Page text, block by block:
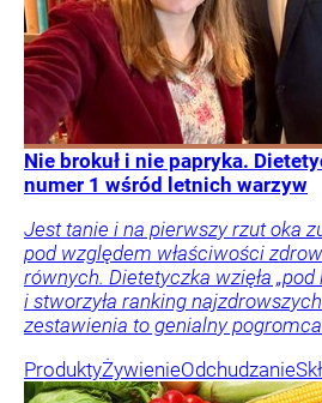
Nie brokuł i nie papryka.
numer 1 wśród letnich warzyw
Jest tanie i na pierwszy rzut oka
pod względem właściwości
równych. Dietetyczka wzięła
i stworzyła ranking
zestawienia to genialny
ProduktyŻywienieOdchudzanie